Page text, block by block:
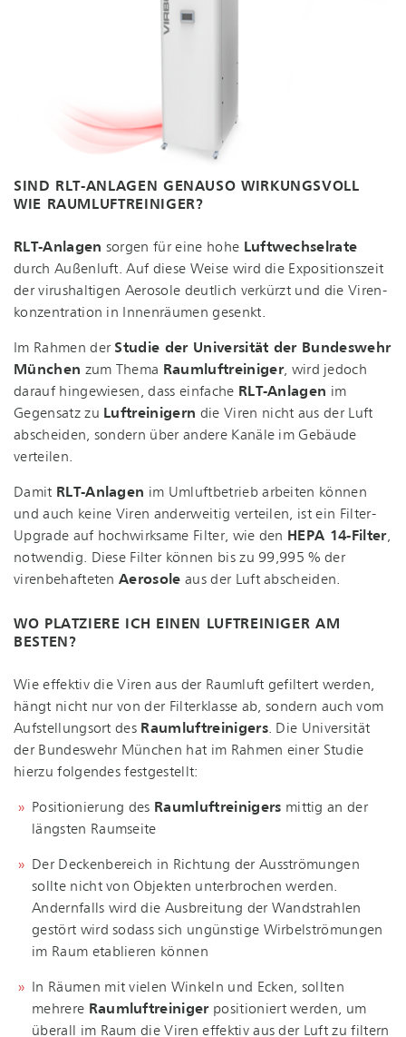
SIND RLT-ANLAGEN GENAUSO WIRKUNGSVOLL
WIE RAUM­LUFT­REI­NI­GER?
RLT-Anlagen sorgen für eine hohe Luftwechselrate
durch Außenluft. Auf diese Weise wird die Expositionszeit
der virushaltigen Aerosole deutlich verkürzt und die Vi­ren­
kon­zen­tra­ti­on in Innenräumen gesenkt.
Im Rahmen der Studie der Universität der Bundeswehr
München zum Thema Raum­luft­rei­ni­ger, wird jedoch
darauf hingewiesen, dass einfache RLT-Anlagen im
Gegensatz zu Luftreinigern die Viren nicht aus der Luft
abscheiden, sondern über andere Kanäle im Gebäude
verteilen.
Damit RLT-Anlagen im Umluftbetrieb arbeiten können
und auch keine Viren anderweitig verteilen, ist ein Filter-
Upgrade auf hochwirksame Filter, wie den HEPA 14-Filter,
notwendig. Diese Filter können bis zu 99,995 % der
virenbehaftetenAerosole aus der Luft abscheiden.
WO PLATZIERE ICH EINEN LUFTREINIGER AM
BESTEN?
Wie effektiv die Viren aus der Raumluft gefiltert werden,
hängt nicht nur von der Filterklasse ab, sondern auch vom
Aufstellungsort des Raum­luft­rei­ni­gers. Die Universität
der Bundeswehr München hat im Rahmen einer Studie
hierzu folgendes festgestellt:
Positionierung des Raumluftreinigers mittig an der
längsten Raumseite
Der Deckenbereich in Richtung der Ausströmungen
sollte nicht von Objekten unterbrochen werden.
Andernfalls wird die Ausbreitung der Wandstrahlen
gestört wird sodass sich ungünstige Wirbelströmungen
im Raum etablieren können
In Räumen mit vielen Winkeln und Ecken, sollten
mehrere Raumluftreinigerpositioniert werden, um
überall im Raum die Viren effektiv aus der Luft zu filtern